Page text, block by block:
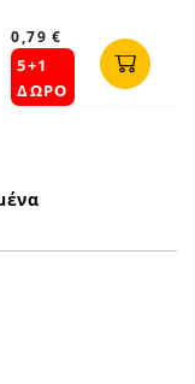
0,79 €
5+1
ΔΩΡΟ